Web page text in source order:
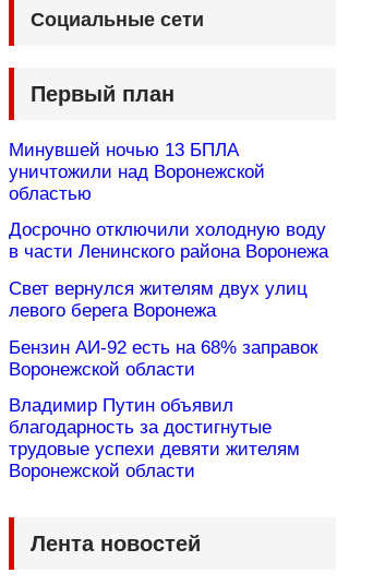
Социальные сети
Первый план
Минувшей ночью 13 БПЛА
уничтожили над Воронежской
областью
Досрочно отключили холодную воду
в части Ленинского района Воронежа
Свет вернулся жителям двух улиц
левого берега Воронежа
Бензин АИ-92 есть на 68% заправок
Воронежской области
Владимир Путин объявил
благодарность за достигнутые
трудовые успехи девяти жителям
Воронежской области
Лента новостей